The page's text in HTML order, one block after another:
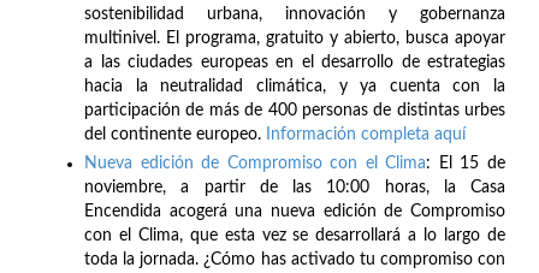
sostenibilidad urbana, innovación y gobernanza
multinivel. El programa, gratuito y abierto, busca apoyar
a las ciudades europeas en el desarrollo de estrategias
hacia la neutralidad climática, y ya cuenta con la
participación de más de 400 personas de distintas urbes
del continente europeo.
Información completa aquí
Nueva edición de Compromiso con el Clima: El 15 de
noviembre, a partir de las 10:00 horas, la Casa
Encendida acogerá una nueva edición de Compromiso
con el Clima, que esta vez se desarrollará a lo largo de
toda la jornada. ¿Cómo has activado tu compromiso con